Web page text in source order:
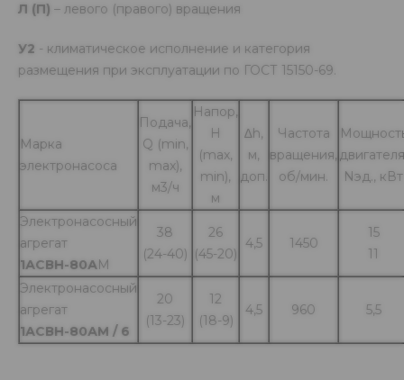
Л (П) – левого (правого) вращения
У2 - климатическое исполнение и категория
размещения при эксплуатации по ГОСТ 15150-69.
Марка
электронасоса
Подача,
Q (min,
max),
м3/ч
Напор,
Н
(max,
min),
м
∆h,
м,
доп.
Частота
вращения,
об/мин.
Nэд., кВт
Электронасосный
агрегат
1АСВН-80АМ
38
(24-40)
26
(45-20)
4,5 1450
15
11
Электронасосный
агрегат
1АСВН-80АМ / 6
20
(13-23)
12
(18-9)
4,5 960 5,5